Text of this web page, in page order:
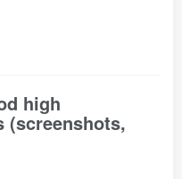
high
(screenshots,